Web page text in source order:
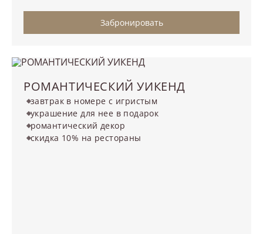
Забронировать
РОМАНТИЧЕСКИЙ УИКЕНД
завтрак в номере с игристым
украшение для нее в подарок
романтический декор
скидка 10% на рестораны